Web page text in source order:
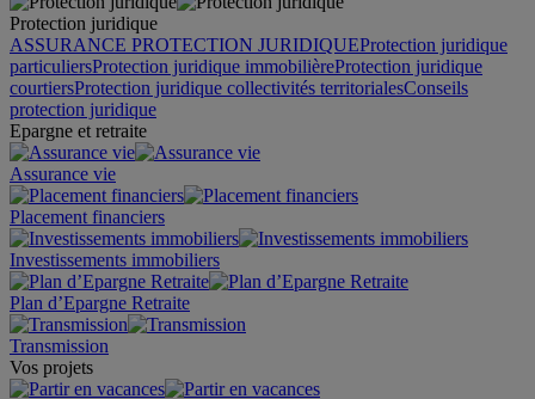
Protection juridique
ASSURANCE PROTECTION JURIDIQUEProtection juridique
particuliersProtection juridique immobilièreProtection juridique
courtiersProtection juridique collectivités territorialesConseils
protection juridique
Epargne et retraite
Assurance vie
Placement financiers
Investissements immobiliers
Plan d’Epargne Retraite
Transmission
Vos projets